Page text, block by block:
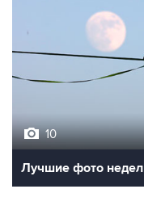
10
Лучшие фото